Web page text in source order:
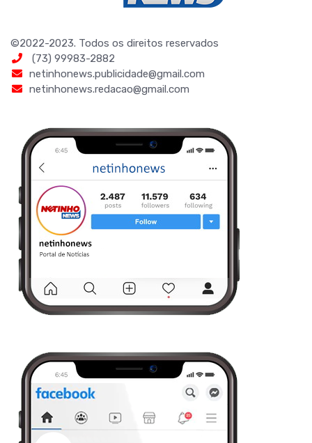
©2022-2023. Todos os direitos reservados
(73) 99983-2882
netinhonews.publicidade@gmail.com
netinhonews.redacao@gmail.com